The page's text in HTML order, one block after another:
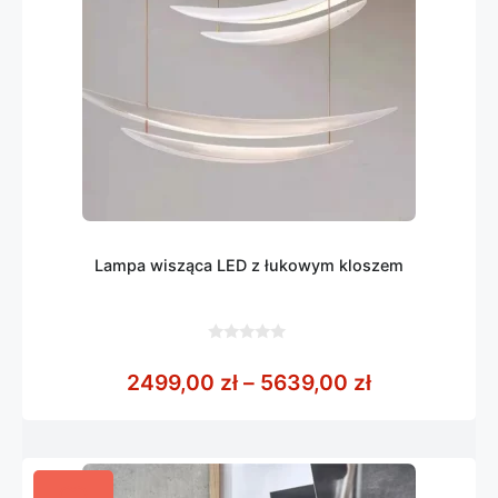
Lampa wisząca LED z łukowym kloszem
5
2499,00 zł – 5639,00 złZakres cen: